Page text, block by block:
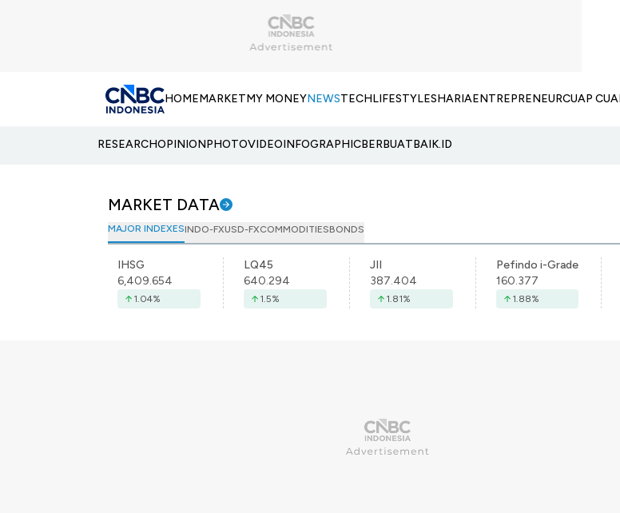
HOMEMARKETMY MONEYNEWSTECHLIFESTYLESHARIAENTREPRENEURCUAP
RESEARCHOPINIONPHOTOVIDEOINFOGRAPHICBERBUATBAIK.ID
MARKET DATA
MAJOR INDEXESINDO-FXUSD-FXCOMMODITIESBONDS
IHSG
6,409.654
1.04%
LQ45
640.294
1.5%
JII
387.404
1.81%
Pefindo i-Grade
160.377
1.88%